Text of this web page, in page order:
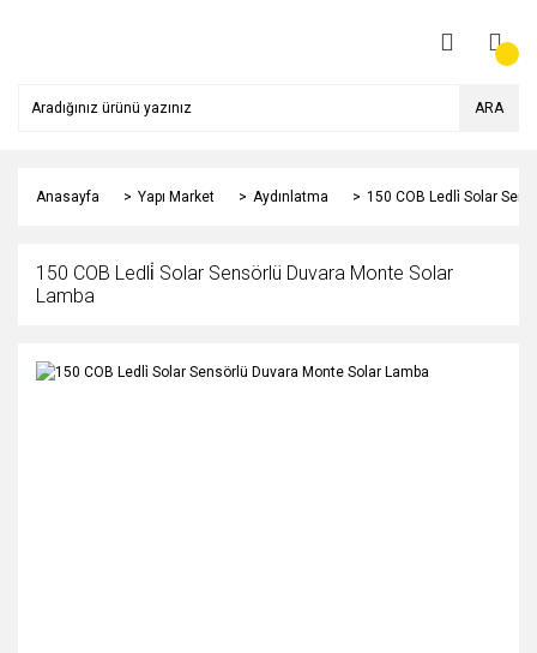
ARA
Anasayfa Yapı Market Aydınlatma 150 COB Ledli̇ Solar
150 COB Ledli̇ Solar Sensörlü Duvara Monte Solar
Lamba